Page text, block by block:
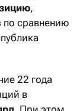
,
по сравнению
22 года
в